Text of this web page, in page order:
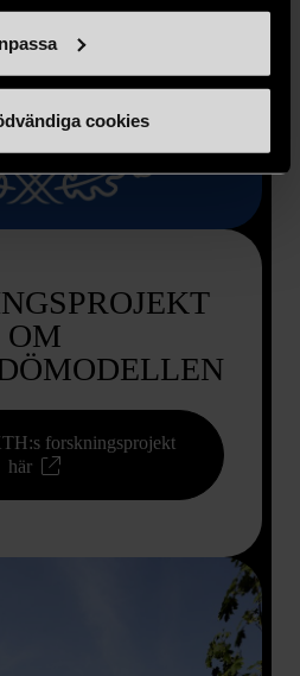
cookies
OM
forskningsprojekt
här